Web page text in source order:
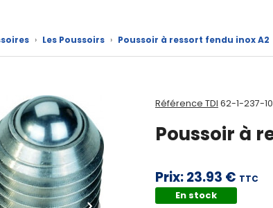
› Les Poussoirs › Poussoir à ressort fendu inox A2
Référence TDI 62-1-237-
Poussoir à
Prix:23.93 € TTC
En stock